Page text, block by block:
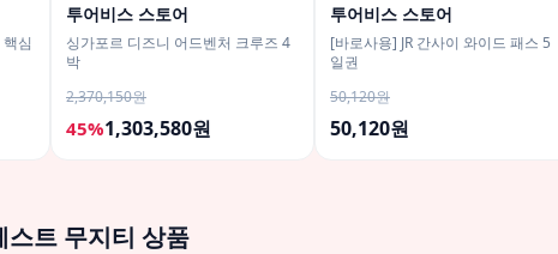
심
투어비스 스토어
싱가포르 디즈니 어드벤처 크루즈 4
박
2,370,150원
45%1,303,580원
투어비스 스토어
[바로사용] JR 간사이 와이드 패스 5
일권
50,120원
50,120원
트 무지티 상품